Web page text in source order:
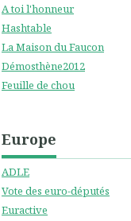
A toi l'honneur
Hashtable
La Maison du Faucon
Démosthène2012
Feuille de chou
Europe
ADLE
Vote des euro-députés
Euractive